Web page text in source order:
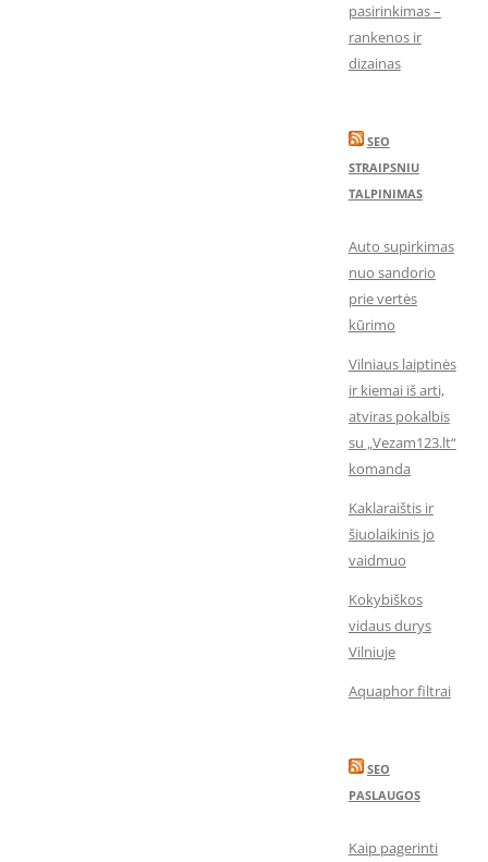
pasirinkimas –
rankenos ir
dizainas
SEO
STRAIPSNIU
TALPINIMAS
Auto supirkimas
nuo sandorio
prie vertės
kūrimo
Vilniaus laiptinės
ir kiemai iš arti,
atviras pokalbis
su „Vezam123.lt“
komanda
Kaklaraištis ir
šiuolaikinis jo
vaidmuo
Kokybiškos
vidaus durys
Vilniuje
Aquaphor filtrai
SEO
PASLAUGOS
Kaip pagerinti